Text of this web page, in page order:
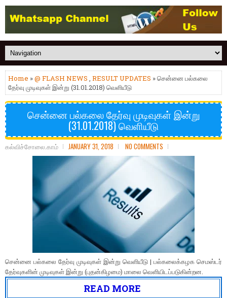
Home »@ FLASH NEWS , RESULT UPDATES » சென்னை பல்கலை
தேர்வு முடிவுகள் இன்று (31.01.2018) வெளியீடு
சென்னை பல்கலை தேர்வு முடிவுகள் இன்று
(31.01.2018) வெளியீடு
கல்விச்சோலை.காம் JANUARY 31, 2018 NO COMMENTS
சென்னை பல்கலை தேர்வு முடிவுகள் இன்று வெளியீடு | பல்கலைக்கழக செமஸ்டர்
தேர்வுகளின் முடிவுகள் இன்று (புதன்கிழமை) மாலை வெளியிடப்படுகின்றன.
READ MORE